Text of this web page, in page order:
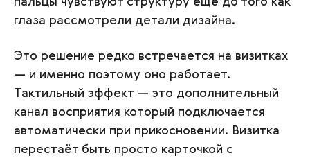
глаза рассмотрели детали дизайна.
Это решение редко встречается на визитках
— и именно поэтому оно работает.
Тактильный эффект — это дополнительный
канал восприятия который подключается
автоматически при прикосновении. Визитка
перестаёт быть просто карточкой с